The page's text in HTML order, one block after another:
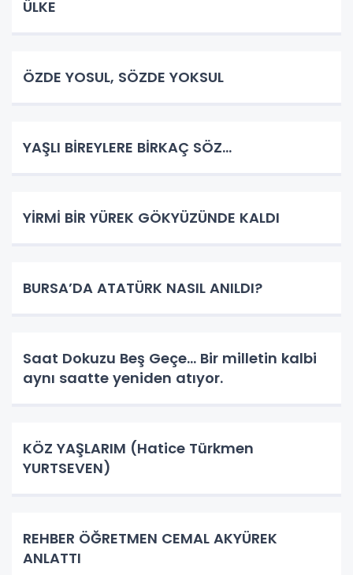
ÜLKE
ÖZDE YOSUL, SÖZDE YOKSUL
YAŞLI BİREYLERE BİRKAÇ SÖZ…
YİRMİ BİR YÜREK GÖKYÜZÜNDE KALDI
BURSA’DA ATATÜRK NASIL ANILDI?
Saat Dokuzu Beş Geçe… Bir milletin kalbi
aynı saatte yeniden atıyor.
KÖZ YAŞLARIM (Hatice Türkmen
YURTSEVEN)
REHBER ÖĞRETMEN CEMAL AKYÜREK
ANLATTI